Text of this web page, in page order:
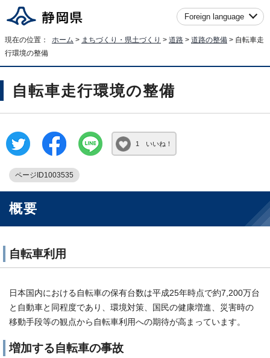
Foreign language
現在の位置： ホーム > まちづくり・県土づくり > 道路 > 道路の整備 > 自転車走
行環境の整備
自転車走行環境の整備
1 いいね！
ページID1003535
概要
自転車利用
日本国内における自転車の保有台数は平成25年時点で約7,200万台
と自動車と同程度であり、環境対策、国民の健康増進、災害時の
移動手段等の観点から自転車利用への期待が高まっています。
増加する自転車の事故